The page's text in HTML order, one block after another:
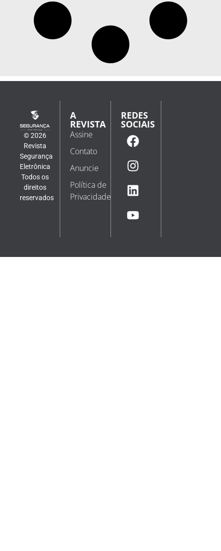
© 2026
Revista
Segurança
Eletrônica
Todos os
direitos
reservados
A
REVISTA
Assine
Contato
Anuncie
Política de
Privacidade
REDES
SOCIAIS